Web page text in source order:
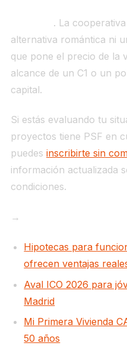
. La
alternativa romántica ni
que pone el precio de la
alcance de un C1 o un
capital.
Si estás evaluando tu
proyectos tiene PSF en
puedes inscribirte sin
información actualizada
condiciones.
→
Hipotecas para
ofrecen ventajas
Aval ICO 2026 para
Madrid
Mi Primera Vivienda
50 años